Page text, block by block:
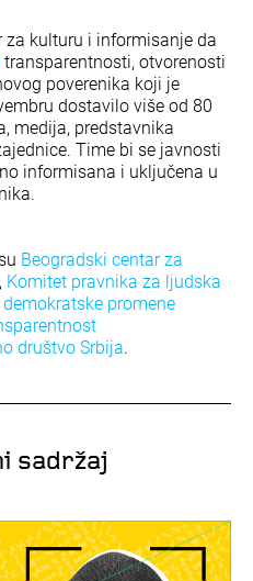
za kulturu i informisanje da
transparentnosti, otvorenosti
poverenika koji je
dostavilo više od 80
medija, predstavnika
Time bi se javnosti
informisana i uključena u
Beogradski centar za
, Komitet pravnika za ljudska
promene
društvo Srbija.
sadržaj